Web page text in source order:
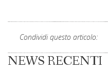
Condividi questo articolo:
NEWS RECENTI